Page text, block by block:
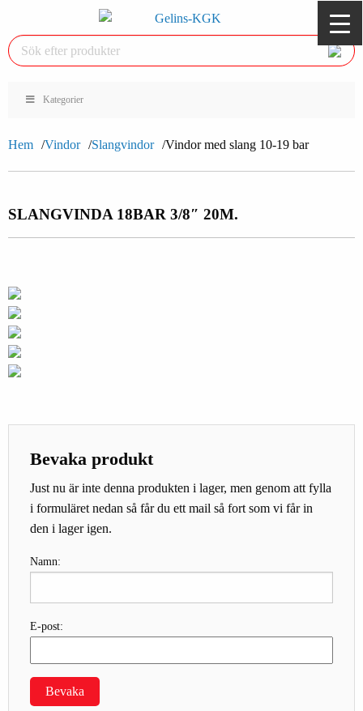
Kategorier
Hem Vindor Slangvindor Vindor med slang 10-19 bar
SLANGVINDA 18BAR 3/8″ 20M.
Bevaka produkt
Just nu är inte denna produkten i lager, men genom att fylla
i formuläret nedan så får du ett mail så fort som vi får in
den i lager igen.
Namn:
E-post:
Bevaka